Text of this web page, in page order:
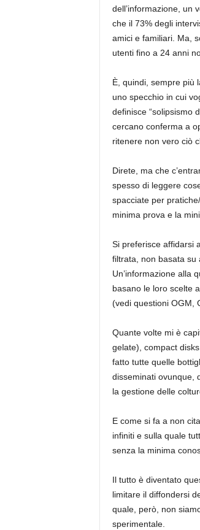
dell’informazione, un
che il 73% degli
amici e familiari. Ma,
utenti fino a 24 anni
È, quindi, sempre più
uno specchio in cui
definisce “solipsismo
cercano conferma a
ritenere non vero ciò
Direte, ma che
spesso di leggere
spacciate per
minima prova e la
Si preferisce affidarsi
filtrata, non basata su
Un’informazione alla
basano le loro scelte
(vedi questioni OGM,
Quante volte mi è
gelate), compact
fatto tutte quelle
disseminati ovunque,
la gestione delle
E come si fa a non
infiniti e sulla quale
senza la minima
Il tutto è diventato
limitare il diffondersi
quale, però, non
sperimentale.